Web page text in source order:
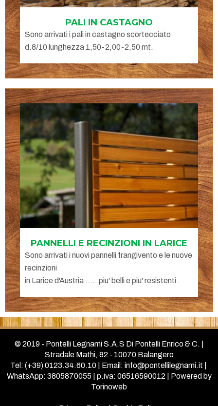
PALI IN CASTAGNO
Sono arrivati i pali in castagno scortecciato
d.8/10 lunghezza 1,50-2,00-2,50 mt.
PANNELLI E RECINZIONI IN LARICE
Sono arrivati i nuovi pannelli frangivento e le nuove
recinzioni
in Larice d'Austria ..... piu' belli e piu' resistenti .
© 2019 - Pontelli Legnami S.A.S Di Pontelli Enrico & C. |
Stradale Mathi, 82 - 10070 Balangero
Tel: (+39) 0123.34.60.10 | Email: info@pontellilegnami.it
WhatsApp: 3805870055 | p.iva: 06516590012 | Powered by
Torinoweb